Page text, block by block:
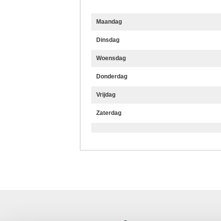
Maandag
Dinsdag
Woensdag
Donderdag
Vrijdag
Zaterdag